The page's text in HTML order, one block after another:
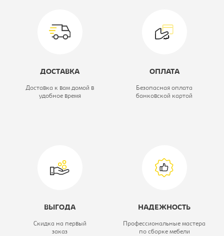
Ширина, мм: 600
ДОСТАВКА
Доставка к вам домой в
удобное время
ОПЛАТА
Безопасная оплата
банковской картой
ВЫГОДА
Скидка на первый
заказ
НАДЕЖНОСТЬ
Профессиональные мастера
по сборке мебели